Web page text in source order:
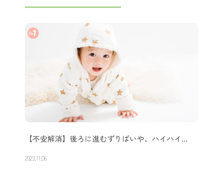
【不安解消】後ろに進むずりばいや、ハイハイ…
2023.11.06